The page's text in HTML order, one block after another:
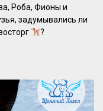
Роба, Фионы и
задумывались ли
?